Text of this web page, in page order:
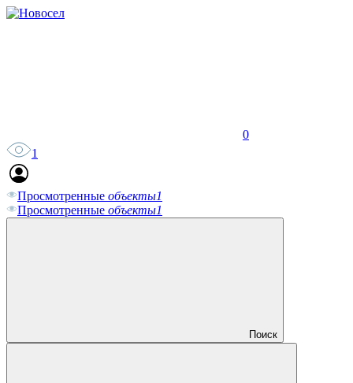
0
1
Просмотренные объекты1
Просмотренные объекты1
Поиск